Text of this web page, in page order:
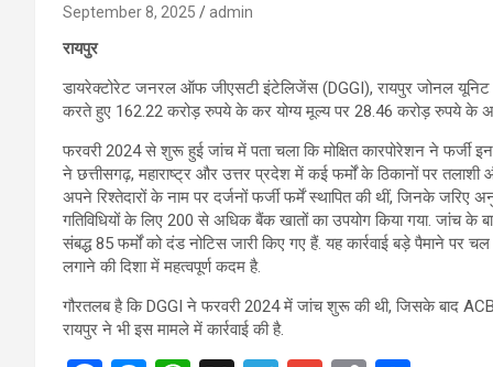
September 8, 2025 admin
रायपुर
डायरेक्टोरेट जनरल ऑफ जीएसटी इंटेलिजेंस (DGGI), रायपुर जोनल यूनिट
करते हुए 162.22 करोड़ रुपये के कर योग्य मूल्य पर 28.46 करोड़ रुपये के
फरवरी 2024 से शुरू हुई जांच में पता चला कि मोक्षित कारपोरेशन ने फर्जी
ने छत्तीसगढ़, महाराष्ट्र और उत्तर प्रदेश में कई फर्मों के ठिकानों पर
अपने रिश्तेदारों के नाम पर दर्जनों फर्जी फर्में स्थापित की थीं, जिनके जरिए
गतिविधियों के लिए 200 से अधिक बैंक खातों का उपयोग किया गया. जांच के
संबद्ध 85 फर्मों को दंड नोटिस जारी किए गए हैं. यह कार्रवाई बड़े पैमाने
लगाने की दिशा में महत्वपूर्ण कदम है.
गौरतलब है कि DGGI ने फरवरी 2024 में जांच शुरू की थी, जिसके बाद
रायपुर ने भी इस मामले में कार्रवाई की है.